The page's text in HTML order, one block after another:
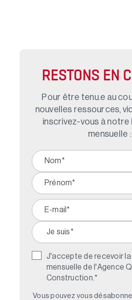
RESTONS EN
Pour être tenu.e au
nouvelles ressources,
inscrivez-vous à
mensuelle :
J'accepte de recevoir
mensuelle de l'Agence
Construction. *
Vous pouvez vous